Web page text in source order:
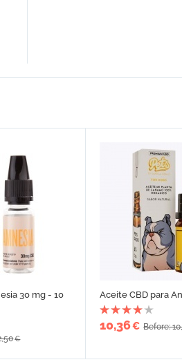
30 mg - 10
€
Aceite CBD para
10,36€ Before: